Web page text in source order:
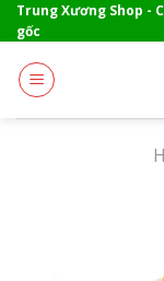
Skip
to
content
Trung Xương Shop -
gốc